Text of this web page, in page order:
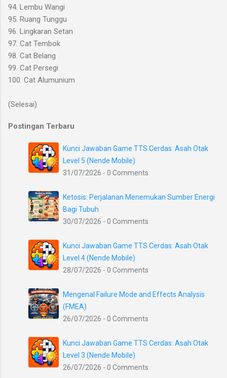
94. Lembu Wangi
95. Ruang Tunggu
96. Lingkaran Setan
97. Cat Tembok
98. Cat Belang
99. Cat Persegi
100. Cat Alumunium
(Selesai)
Postingan Terbaru
Kunci Jawaban Game TTS Cerdas: Asah Otak
Level 5 (Nende Mobile)
31/07/2026 - 0 Comments
Ketosis: Perjalanan Menemukan Sumber Energi
Bagi Tubuh
30/07/2026 - 0 Comments
Kunci Jawaban Game TTS Cerdas: Asah Otak
Level 4 (Nende Mobile)
28/07/2026 - 0 Comments
Mengenal Failure Mode and Effects Analysis
(FMEA)
26/07/2026 - 0 Comments
Kunci Jawaban Game TTS Cerdas: Asah Otak
Level 3 (Nende Mobile)
26/07/2026 - 0 Comments